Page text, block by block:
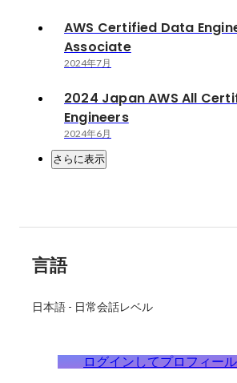
AWS Certified Data
Associate
2024年7月
2024 Japan AWS All
Engineers
2024年6月
さらに表示
言語
日本語 - 日常会話レベル
ログインしてプロフィー